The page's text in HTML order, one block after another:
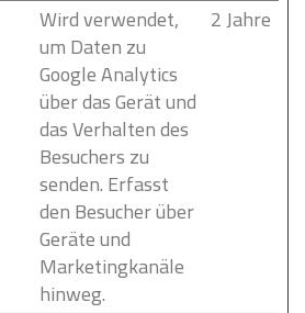
Wird verwendet,
um Daten zu
Google Analytics
über das Gerät und
das Verhalten des
Besuchers zu
senden. Erfasst
den Besucher über
Geräte und
Marketingkanäle
hinweg.
2 Jahre